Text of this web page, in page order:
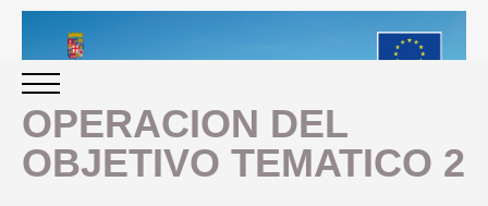
INICIO
OPERACION DEL
OBJETIVO TEMATICO 2